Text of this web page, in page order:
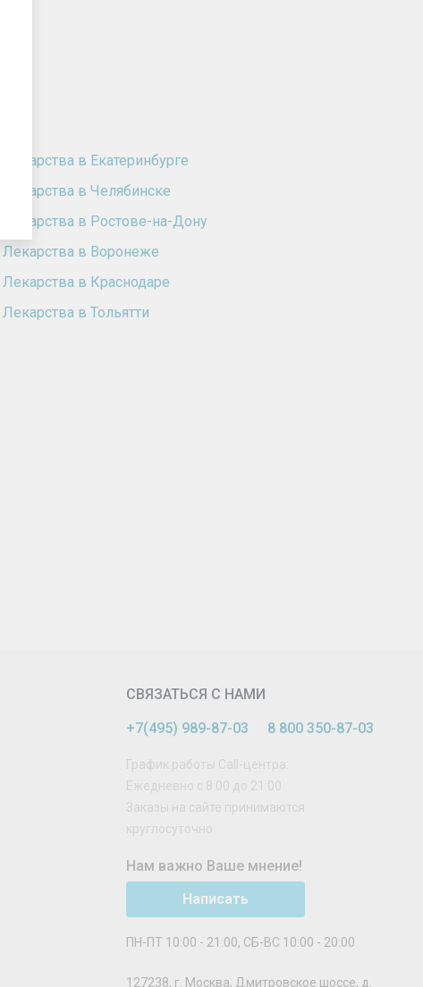
Лекарства в Екатеринбурге
Лекарства в Челябинске
Лекарства в Ростове-на-Дону
Лекарства в Воронеже
Лекарства в Краснодаре
Лекарства в Тольятти
СВЯЗАТЬСЯ С НАМИ
+7(495) 989-87-03
8 800 350-87-03
График работы Call-центра:
Ежедневно с 8:00 до 21:00
Заказы на сайте принимаются
круглосуточно
Нам важно Ваше мнение!
Написать
ПН-ПТ 10:00 - 21:00, СБ-ВС 10:00 - 20:00
127238, г. Москва, Дмитровское шоссе, д.